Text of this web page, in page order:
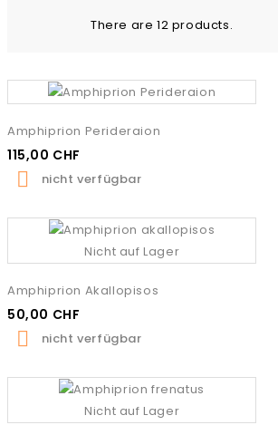
There are 12 products.
Amphiprion Perideraion
115,00 CHF
 nicht verfügbar
Nicht auf Lager
Amphiprion Akallopisos
50,00 CHF
 nicht verfügbar
Nicht auf Lager